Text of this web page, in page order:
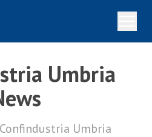
Umbria
Umbria